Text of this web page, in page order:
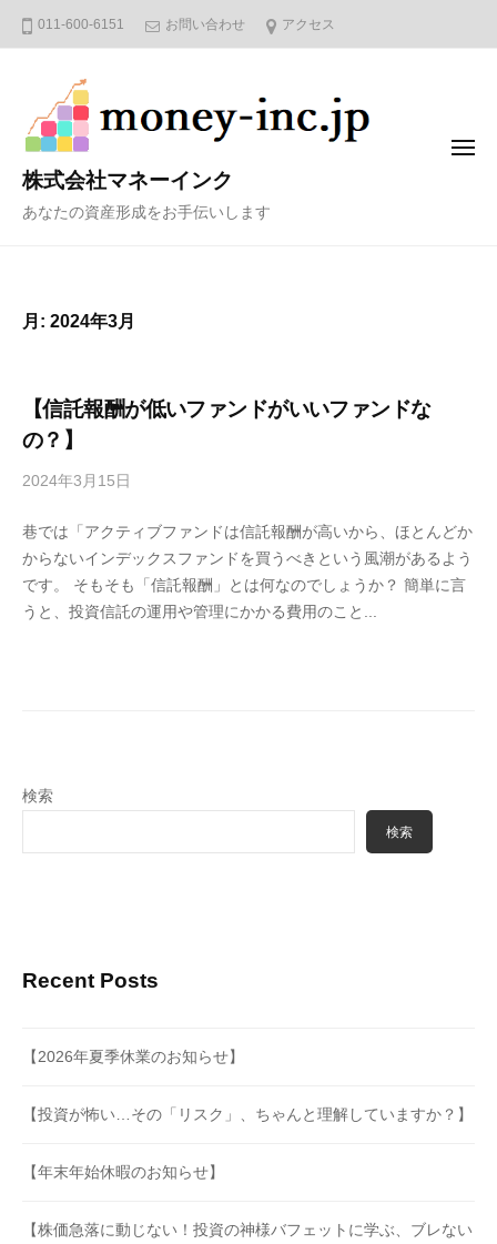
011-600-6151 お問い合わせ アクセス
株式会社マネーインク
あなたの資産形成をお手伝いします
メ
月: 2024年3月
【信託報酬が低いファンドがいいファンドな
の？】
2024年3月15日
4
6
3
f
巷では「アクティブファンドは信託報酬が高いから、ほとんどか
からないインデックスファンドを買うべきという風潮があるよう
です。 そもそも「信託報酬」とは何なのでしょうか？ 簡単に言
うと、投資信託の運用や管理にかかる費用のこと...
検索
検索
Recent Posts
【2026年夏季休業のお知らせ】
【投資が怖い…その「リスク」、ちゃんと理解していますか？】
【年末年始休暇のお知らせ】
【株価急落に動じない！投資の神様バフェットに学ぶ、ブレない